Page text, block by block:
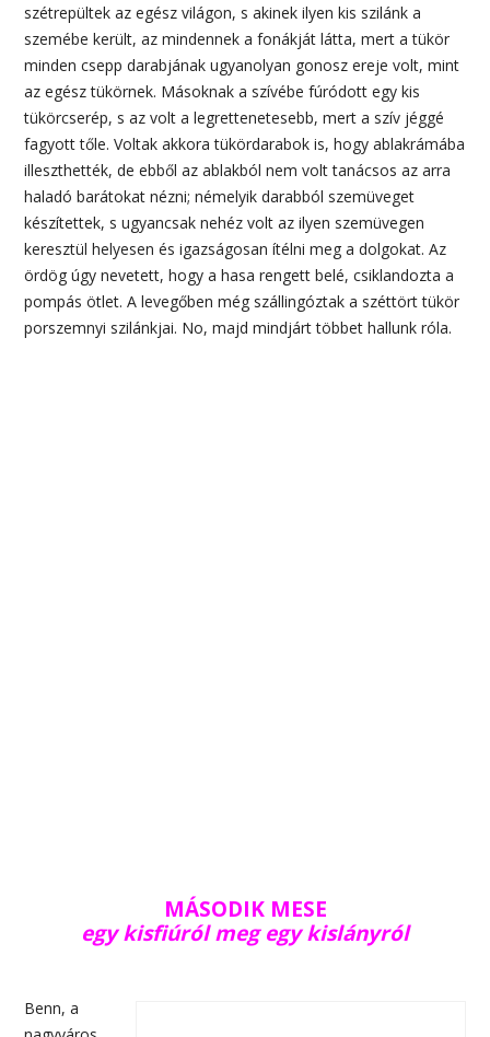
szétrepültek az egész világon, s akinek ilyen kis szilánk a
szemébe került, az mindennek a fonákját látta, mert a tükör
minden csepp darabjának ugyanolyan gonosz ereje volt, mint
az egész tükörnek. Másoknak a szívébe fúródott egy kis
tükörcserép, s az volt a legrettenetesebb, mert a szív jéggé
fagyott tőle. Voltak akkora tükördarabok is, hogy ablakrámába
illeszthették, de ebből az ablakból nem volt tanácsos az arra
haladó barátokat nézni; némelyik darabból szemüveget
készítettek, s ugyancsak nehéz volt az ilyen szemüvegen
keresztül helyesen és igazságosan ítélni meg a dolgokat. Az
ördög úgy nevetett, hogy a hasa rengett belé, csiklandozta a
pompás ötlet. A levegőben még szállingóztak a széttört tükör
porszemnyi szilánkjai. No, majd mindjárt többet hallunk róla.
MÁSODIK MESE
egy kisfiúról meg egy kislányról
Benn, a